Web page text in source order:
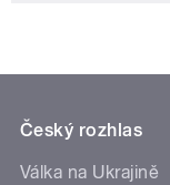
Český rozhlas
Válka na Ukrajině